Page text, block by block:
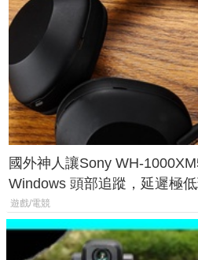
國外神人讓Sony WH-
Windows 頭部追蹤，延遲極
飛行超有感
遊戲/電競